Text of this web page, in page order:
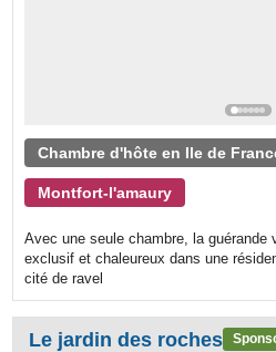
Chambre d'hôte en Ile de
Montfort-l'amaury
Avec une seule chambre, la guérande
exclusif et chaleureux dans une
cité de ravel
Le jardin des roches